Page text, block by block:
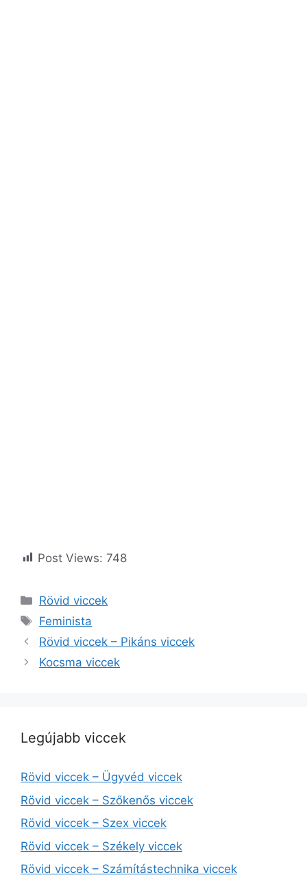
Post Views: 748
Kategória
Rövid viccek
Címkék
Feminista
Rövid viccek – Pikáns viccek
Kocsma viccek
Legújabb viccek
Rövid viccek – Ügyvéd viccek
Rövid viccek – Szőkenős viccek
Rövid viccek – Szex viccek
Rövid viccek – Székely viccek
Rövid viccek – Számítástechnika viccek